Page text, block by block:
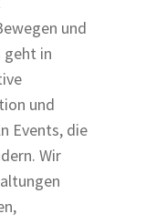
und
geht in
und
Events, die
Wir